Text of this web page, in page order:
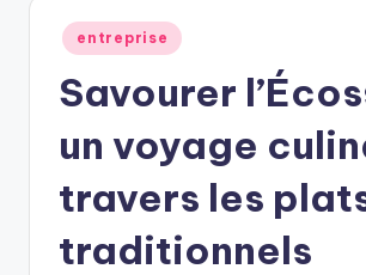
Posted
in
entreprise
Savourer
un voyage
travers les
traditionnels